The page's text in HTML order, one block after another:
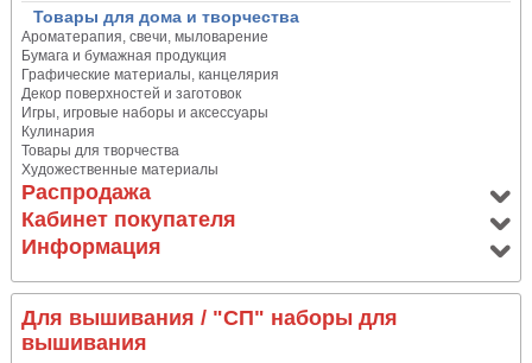
Товары для дома и творчества
Ароматерапия, свечи, мыловарение
Бумага и бумажная продукция
Графические материалы, канцелярия
Декор поверхностей и заготовок
Игры, игровые наборы и аксессуары
Кулинария
Товары для творчества
Художественные материалы
Распродажа
Кабинет покупателя
Информация
Для вышивания / "СП" наборы для
вышивания